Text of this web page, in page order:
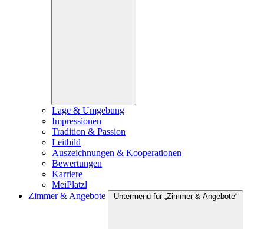
Lage & Umgebung
Impressionen
Tradition & Passion
Leitbild
Auszeichnungen & Kooperationen
Bewertungen
Karriere
MeiPlatzl
Zimmer & Angebote
Untermenü für „Zimmer & Angebote“